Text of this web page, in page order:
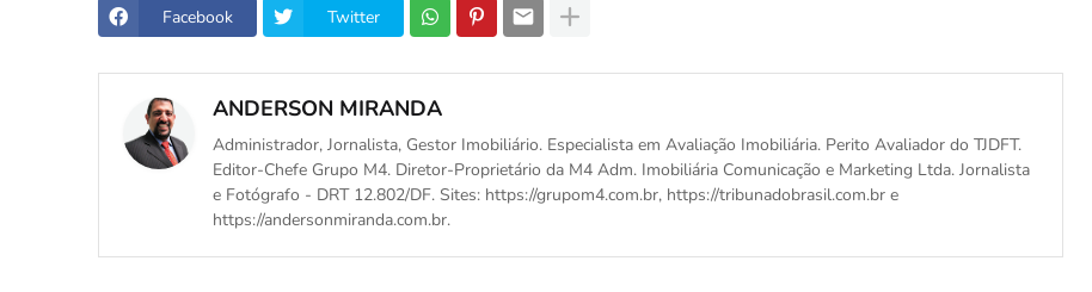
Facebook Twitter
ANDERSON MIRANDA
Administrador, Jornalista, Gestor Imobiliário. Especialista em Avaliação Imobiliária. Perito Avaliador do TJDFT.
Editor-Chefe Grupo M4. Diretor-Proprietário da M4 Adm. Imobiliária Comunicação e Marketing Ltda. Jornalista
e Fotógrafo - DRT 12.802/DF. Sites: https://grupom4.com.br, https://tribunadobrasil.com.br e
https://andersonmiranda.com.br.